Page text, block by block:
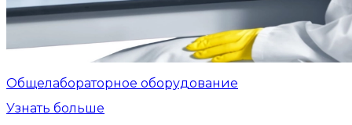
Общелабораторное оборудование
Узнать больше